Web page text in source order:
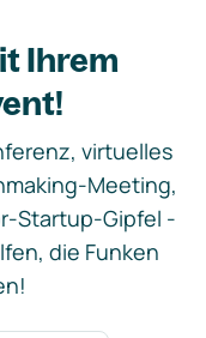
Ihrem
virtuelles
Meeting,
Startup-Gipfel -
die Funken